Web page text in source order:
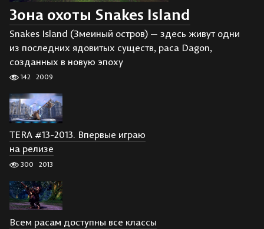
Зона охоты Snakes Island
Snakes Island (Змеиный остров) — здесь живут одни
из последних ядовитых существ, раса Dagon,
созданных в новую эпоху
142 2009
TERA #13-2013. Впервые играю
на релизе
300 2013
Всем расам доступны все классы